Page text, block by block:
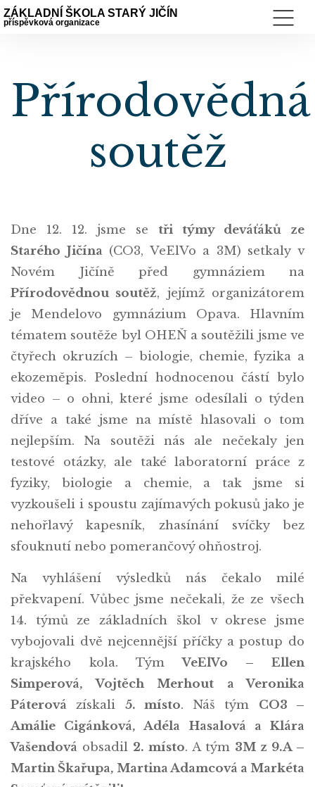
ZÁKLADNÍ ŠKOLA STARÝ JIČÍN
příspěvková organizace
Přírodovědná
soutěž
Dne 12. 12. jsme se tři týmy deváťáků ze
Starého Jičína(CO3, VeElVo a 3M) setkaly v
Novém Jičíně před gymnáziem na
Přírodovědnou soutěž, jejímž organizátorem
je Mendelovo gymnázium Opava. Hlavním
tématem soutěže byl OHEŇ a soutěžili jsme ve
čtyřech okruzích – biologie, chemie, fyzika a
ekozeměpis. Poslední hodnocenou částí bylo
video – o ohni, které jsme odesílali o týden
dříve a také jsme na místě hlasovali o tom
nejlepším. Na soutěži nás ale nečekaly jen
testové otázky, ale také laboratorní práce z
fyziky, biologie a chemie, a tak jsme si
vyzkoušeli i spoustu zajímavých pokusů jako je
nehořlavý kapesník, zhasínání svíčky bez
sfouknutí nebo pomerančový ohňostroj.
Na vyhlášení výsledků nás čekalo milé
překvapení. Vůbec jsme nečekali, že ze všech
14. týmů ze základních škol v okrese jsme
vybojovali dvě nejcennější příčky a postup do
krajského kola. TýmVeElVo – Ellen
Simperová, Vojtěch Merhout a Veronika
Páterová získali 5. místo. Náš tým CO3 –
Amálie Cigánková, Adéla Hasalová a Klára
Vašendová obsadil 2. místo. A tým 3M z 9.A –
Martin Škařupa, Martina Adamcová a Markéta